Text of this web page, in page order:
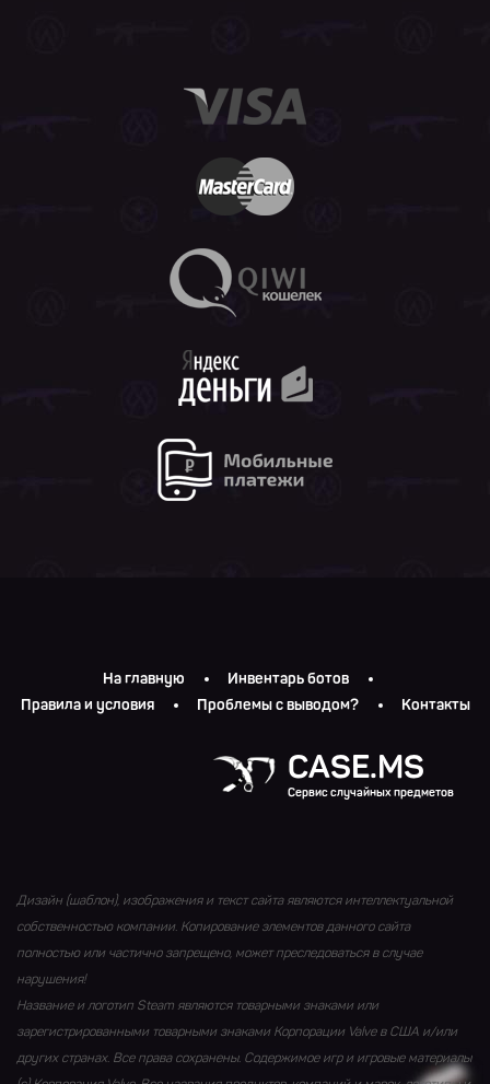
На главную
Инвентарь ботов
Правила и условия
Проблемы с выводом? Контакты
CASE.MS
Сервис случайных предметов
Дизайн (шаблон), изображения и текст сайта являются интеллектуальной
собственностью компании. Копирование элементов данного сайта
полностью или частично запрещено, может преследоваться в случае
нарушения!
Название и логотип Steam являются товарными знаками или
зарегистрированными товарными знаками Корпорации Valve в США и/или
других странах. Все права сохранены. Содержимое игр и игровые материалы